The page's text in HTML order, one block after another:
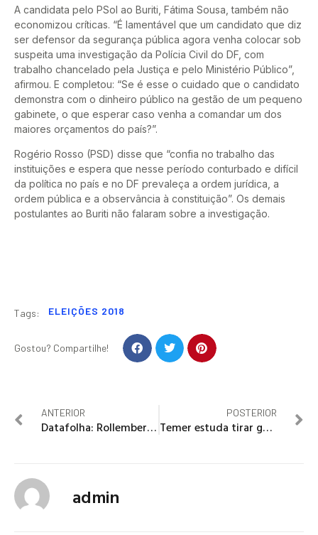
A candidata pelo PSol ao Buriti, Fátima Sousa, também não
economizou críticas. “É lamentável que um candidato que diz
ser defensor da segurança pública agora venha colocar sob
suspeita uma investigação da Polícia Civil do DF, com
trabalho chancelado pela Justiça e pelo Ministério Público”,
afirmou. E completou: “Se é esse o cuidado que o candidato
demonstra com o dinheiro público na gestão de um pequeno
gabinete, o que esperar caso venha a comandar um dos
maiores orçamentos do país?”.
Rogério Rosso (PSD) disse que “confia no trabalho das
instituições e espera que nesse período conturbado e difícil
da política no país e no DF prevaleça a ordem jurídica, a
ordem pública e a observância à constituição”. Os demais
postulantes ao Buriti não falaram sobre a investigação.
Tags: ELEIÇÕES 2018
Gostou? Compartilhe!
ANTERIOR
Datafolha: Rollemberg tem a maior rejeição entre candidatos ao GDF
POSTERIOR
Temer estuda tirar gestão do Museu Nacional da UFRJ
admin